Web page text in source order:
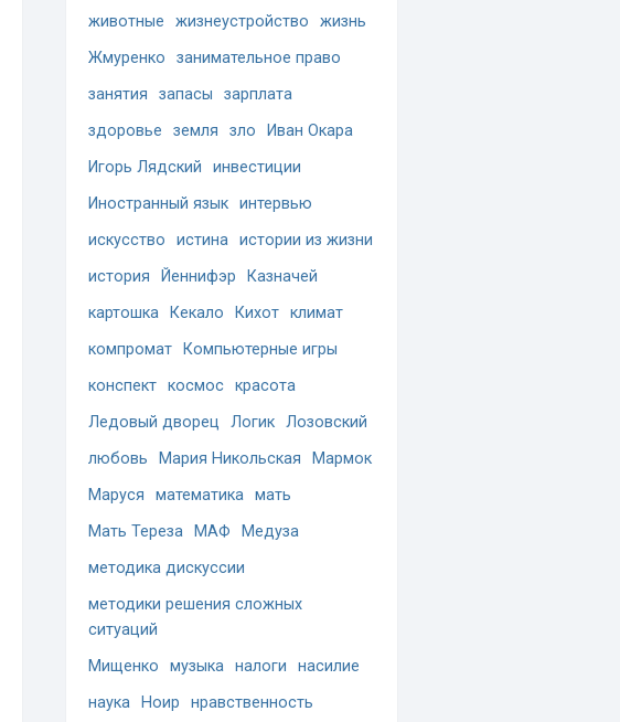
животные
жизнеустройство
жизнь
Жмуренко
занимательное право
занятия
запасы
зарплата
здоровье
земля зло
Иван Окара
Игорь Лядский
инвестиции
Иностранный язык интервью
искусство
истина истории из жизни
история
Йеннифэр
Казначей
картошка
Кекало Кихот климат
компромат
Компьютерные игры
конспект космос красота
Ледовый дворец
Логик Лозовский
любовь
Мария Никольская
Мармок
Маруся
математика мать
Мать Тереза
МАФ
Медуза
методика дискуссии
методики решения сложных
ситуаций
Мищенко
музыка налоги
насилие
наука
Ноир
нравственность